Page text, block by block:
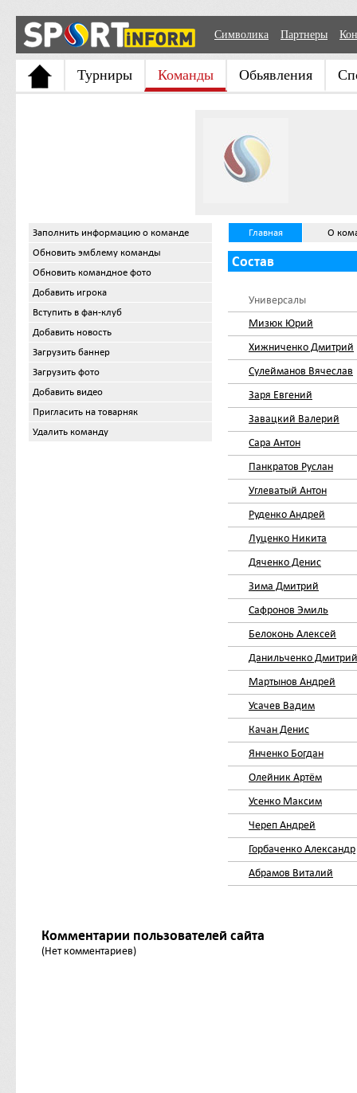
Символика Партнеры
Турниры Команды Обьявления
Заполнить информацию о команде
Обновить эмблему команды
Обновить командное фото
Добавить игрока
Вступить в фан-клуб
Добавить новость
Загрузить баннер
Загрузить фото
Добавить видео
Пригласить на товарняк
Удалить команду
Главная О
Состав
Универсалы
Мизюк Юрий
Хижниченко Дмитрий
Сулейманов Вячеслав
Заря Евгений
Завацкий Валерий
Сара Антон
Панкратов Руслан
Углеватый Антон
Руденко Андрей
Луценко Никита
Дяченко Денис
Зима Дмитрий
Сафронов Эмиль
Белоконь Алексей
Данильченко Дмитрий
Мартынов Андрей
Усачев Вадим
Качан Денис
Янченко Богдан
Олейник Артём
Усенко Максим
Череп Андрей
Горбаченко Александр
Абрамов Виталий
Комментарии пользователей сайта
(Нет комментариев)